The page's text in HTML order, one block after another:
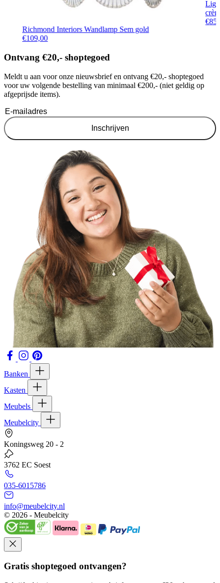
Richmond Interiors Wandlamp Sem gold
€109,00
€
Ontvang €20,- shoptegoed
Meldt u aan voor onze nieuwsbrief en ontvang €20,- shoptegoed
voor uw volgende bestelling van minimaal €200,- (niet geldig op
afgeprijsde items).
Inschrijven
Banken
Kasten
Meubels
Meubelcity
Koningsweg 20 - 2
3762 EC Soest
035-6015786
info@meubelcity.nl
© 2026 - Meubelcity
Gratis shoptegoed ontvangen?